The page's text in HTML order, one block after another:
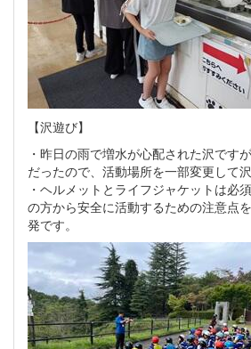
【沢遊び】
・昨日の雨で増水が心配された沢です
だったので、活動場所を一部変更して
・ヘルメットとライフジャケットは必
の方から安全に活動するための注意点
発です。